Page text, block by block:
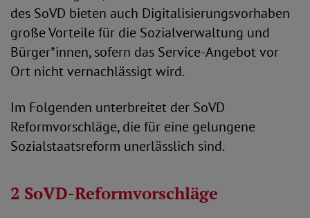
des SoVD bieten auch Digitalisierungsvorhaben
große Vorteile für die Sozialverwaltung und
Bürger*innen, sofern das Service-Angebot vor
Ort nicht vernachlässigt wird.
Im Folgenden unterbreitet der SoVD
Reformvorschläge, die für eine gelungene
Sozialstaatsreform unerlässlich sind.
2 SoVD-Reformvorschläge